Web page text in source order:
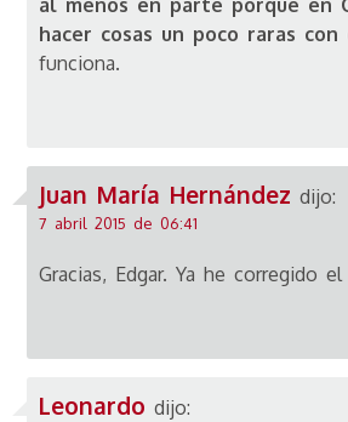
hacer cosas un poco raras con
funciona.
Juan María Hernández dijo:
7 abril 2015 de 06:41
Gracias, Edgar. Ya he corregido el
Leonardo dijo: